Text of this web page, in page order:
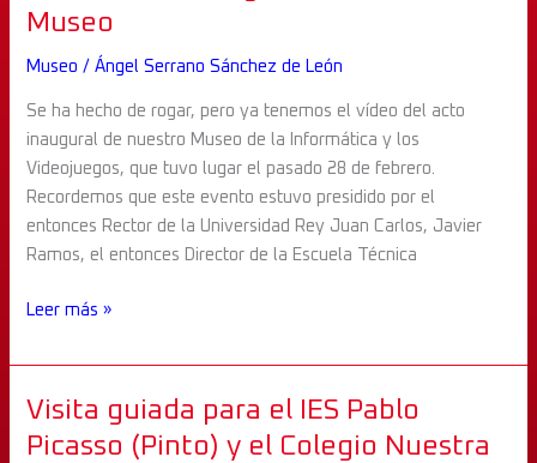
Museo
Museo /Ángel Serrano Sánchez de León
Se ha hecho de rogar, pero ya tenemos el vídeo del acto
inaugural de nuestro Museo de la Informática y los
Videojuegos, que tuvo lugar el pasado 28 de febrero.
Recordemos que este evento estuvo presidido por el
entonces Rector de la Universidad Rey Juan Carlos, Javier
Ramos, el entonces Director de la Escuela Técnica
de
de
Leer más »
Visita guiada para el IES Pablo
Picasso (Pinto) y el Colegio Nuestra
Visita
guiada